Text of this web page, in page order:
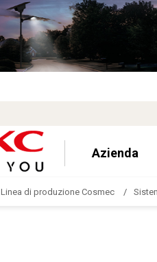
Azienda
Linea di produzione Cosmec